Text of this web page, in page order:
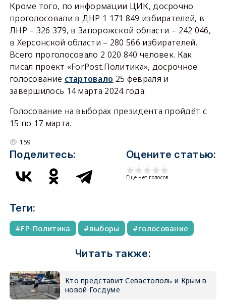
Кроме того, по информации ЦИК, досрочно
проголосовали в ДНР 1 171 849 избирателей, в
ЛНР – 326 379, в Запорожской области – 242 046,
в Херсонской области – 280 566 избирателей.
Всего проголосовало 2 020 840 человек. Как
писал проект «ForPost.Политика», досрочное
голосование стартовало 25 февраля и
завершилось 14 марта 2024 года.
Голосование на выборах президента пройдёт с
15 по 17 марта.
159
Поделитесь: Оцените статью:
Еще нет голосов
Теги:
FP-Политика выборы голосование
Читать также:
Кто представит Севастополь и Крым в
новой Госдуме